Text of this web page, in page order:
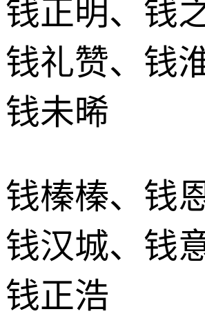
钱正明、钱
钱礼赞、钱
钱未晞
钱榛榛、钱
钱汉城、钱
钱正浩